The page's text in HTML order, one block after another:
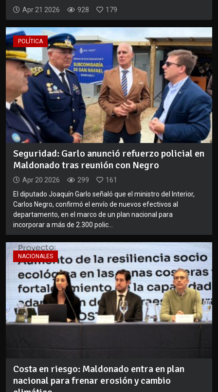
Apr 21 2026 928 179
POLÍTICA
Seguridad: Garlo anunció refuerzo policial en
Maldonado tras reunión con Negro
Apr 20 2026 299
161
El diputado Joaquín Garlo señaló que el ministro del Interior,
Carlos Negro, confirmó el envío de nuevos efectivos al
departamento, en el marco de un plan nacional para
incorporar a más de 2.300 polic...
NACIONALES
Costa en riesgo: Maldonado entra en plan
nacional para frenar erosión y cambio